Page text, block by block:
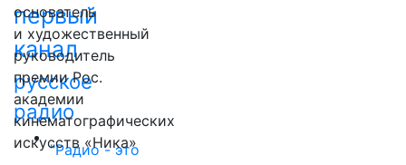
первый
канал
русское
радио
"Радио - это
основатель
и художественный
руководитель
премии Рос.
академии
кинематографических
искусств «Ника»